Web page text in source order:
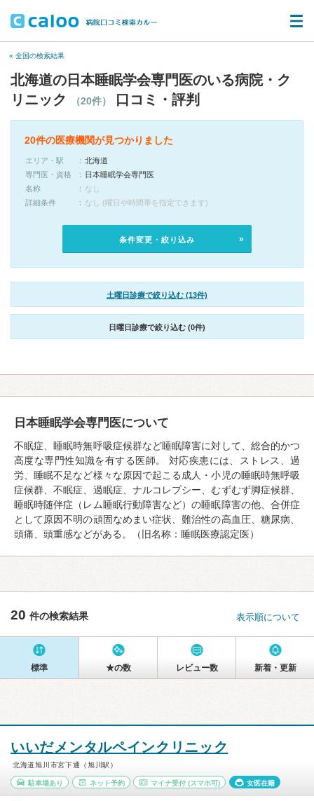
« 全国の検索結果
北海道の日本睡眠学会専門医のいる病院・ク
リニック
（20件） 口コミ・評判
20件の医療機関が見つかりました
エリア・駅
北海道
専門医・資格
日本睡眠学会専門医
名称
なし
詳細条件
なし (曜日や時間帯を指定できます)
条件変更・絞り込み
土曜日診療で絞り込む (13件)
日曜日診療で絞り込む (0件)
日本睡眠学会専門医について
不眠症、睡眠時無呼吸症候群など睡眠障害に対して、総合的かつ
高度な専門性知識を有する医師。 対応疾患には、ストレス、過
労、睡眠不足など様々な原因で起こる成人・小児の睡眠時無呼吸
症候群、不眠症、過眠症、ナルコレプシー、むずむず脚症候群、
睡眠時随伴症（レム睡眠行動障害など）の睡眠障害の他、合併症
として原因不明の頑固なめまい症状、難治性の高血圧、糖尿病、
頭痛、頭重感などがある。（旧名称：睡眠医療認定医）
20 件の検索結果 表示順について
標準 ★の数 レビュー数 新着・更新
いいだメンタルペインクリニック
北海道旭川市宮下通（旭川駅）
駐車場あり ネット予約 マイナ受付 (スマホ可) 女医在籍